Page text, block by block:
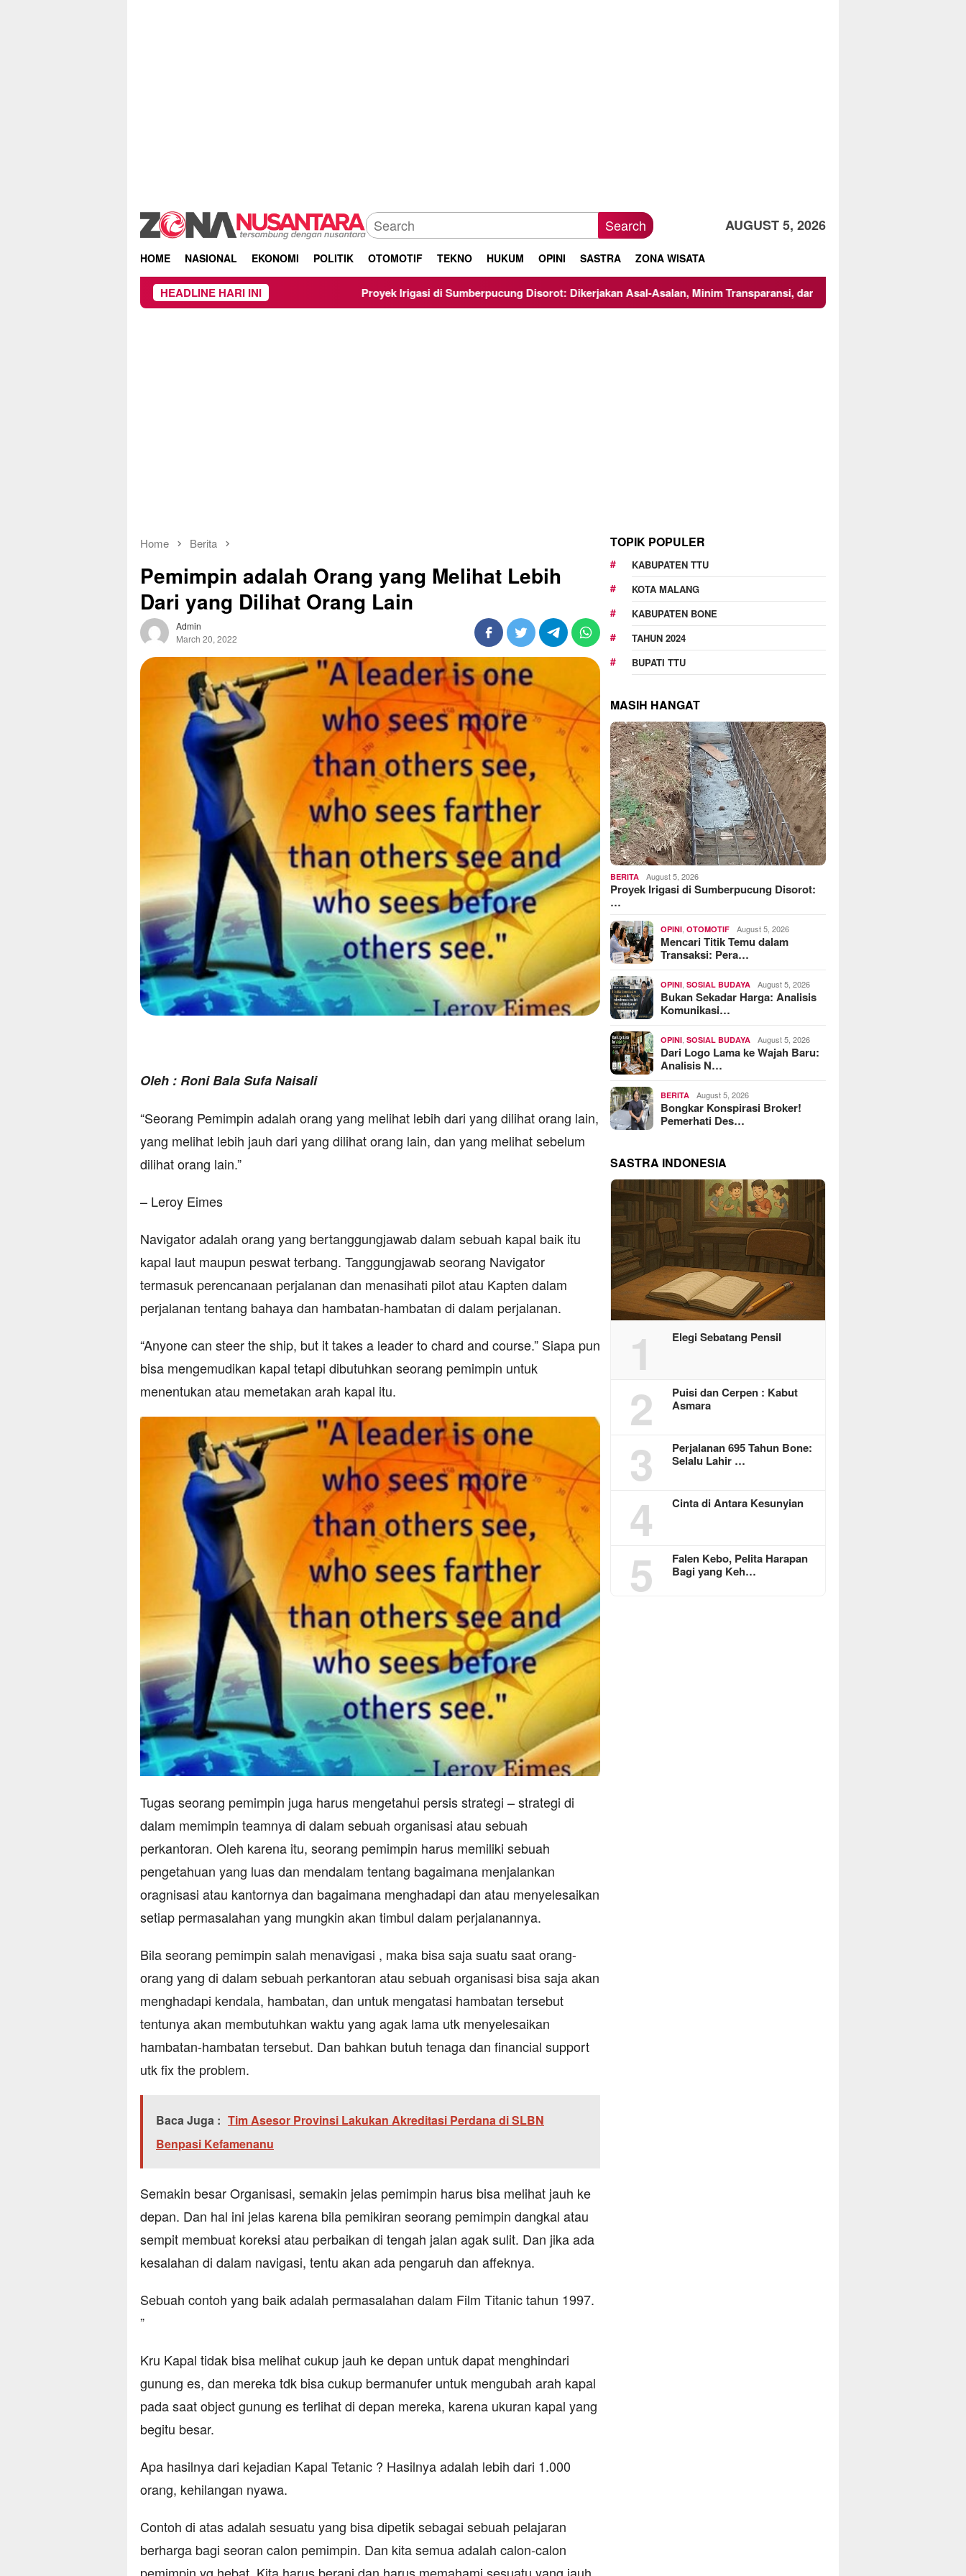
Search AUGUST 5, 2026
HOME NASIONAL EKONOMI POLITIK OTOMOTIF TEKNO HUKUM OPINI SASTRA ZONA WISATA
HEADLINE HARI INIProyek Irigasi di Sumberpucung Disorot: Dikerjakan Asal-Asalan, Minim Transparansi, dan Abaikan K3 Mencari Titik Temu dalam
Home Berita
Pemimpin adalah Orang yang Melihat Lebih
Dari yang Dilihat Orang Lain
Admin
March 20, 2022
Oleh : Roni Bala Sufa Naisali
“Seorang Pemimpin adalah orang yang melihat lebih dari yang dilihat orang lain,
yang melihat lebih jauh dari yang dilihat orang lain, dan yang melihat sebelum
dilihat orang lain.”
– Leroy Eimes
Navigator adalah orang yang bertanggungjawab dalam sebuah kapal baik itu
kapal laut maupun peswat terbang. Tanggungjawab seorang Navigator
termasuk perencanaan perjalanan dan menasihati pilot atau Kapten dalam
perjalanan tentang bahaya dan hambatan-hambatan di dalam perjalanan.
“Anyone can steer the ship, but it takes a leader to chard and course.” Siapa pun
bisa mengemudikan kapal tetapi dibutuhkan seorang pemimpin untuk
menentukan atau memetakan arah kapal itu.
Tugas seorang pemimpin juga harus mengetahui persis strategi – strategi di
dalam memimpin teamnya di dalam sebuah organisasi atau sebuah
perkantoran. Oleh karena itu, seorang pemimpin harus memiliki sebuah
pengetahuan yang luas dan mendalam tentang bagaimana menjalankan
oragnisasi atau kantornya dan bagaimana menghadapi dan atau menyelesaikan
setiap permasalahan yang mungkin akan timbul dalam perjalanannya.
Bila seorang pemimpin salah menavigasi , maka bisa saja suatu saat orang-
orang yang di dalam sebuah perkantoran atau sebuah organisasi bisa saja akan
menghadapi kendala, hambatan, dan untuk mengatasi hambatan tersebut
tentunya akan membutuhkan waktu yang agak lama utk menyelesaikan
hambatan-hambatan tersebut. Dan bahkan butuh tenaga dan financial support
utk fix the problem.
Baca Juga : Tim Asesor Provinsi Lakukan Akreditasi Perdana di SLBN
Benpasi Kefamenanu
Semakin besar Organisasi, semakin jelas pemimpin harus bisa melihat jauh ke
depan. Dan hal ini jelas karena bila pemikiran seorang pemimpin dangkal atau
sempit membuat koreksi atau perbaikan di tengah jalan agak sulit. Dan jika ada
kesalahan di dalam navigasi, tentu akan ada pengaruh dan affeknya.
Sebuah contoh yang baik adalah permasalahan dalam Film Titanic tahun 1997.
”
Kru Kapal tidak bisa melihat cukup jauh ke depan untuk dapat menghindari
gunung es, dan mereka tdk bisa cukup bermanufer untuk mengubah arah kapal
pada saat object gunung es terlihat di depan mereka, karena ukuran kapal yang
begitu besar.
Apa hasilnya dari kejadian Kapal Tetanic ? Hasilnya adalah lebih dari 1.000
orang, kehilangan nyawa.
Contoh di atas adalah sesuatu yang bisa dipetik sebagai sebuah pelajaran
berharga bagi seoran calon pemimpin. Dan kita semua adalah calon-calon
pemimpin yg hebat. Kita harus berani dan harus memahami sesuatu yang jauh
TOPIK POPULER
KABUPATEN TTU
KOTA MALANG
KABUPATEN BONE
TAHUN 2024
BUPATI TTU
MASIH HANGAT
BERITA August 5, 2026
Proyek Irigasi di Sumberpucung Disorot:
…
OPINI ,OTOMOTIF August 5, 2026
Mencari Titik Temu dalam
Transaksi: Pera…
OPINI ,SOSIAL BUDAYA August 5, 2026
Bukan Sekadar Harga: Analisis
Komunikasi…
OPINI ,SOSIAL BUDAYA August 5, 2026
Dari Logo Lama ke Wajah Baru:
Analisis N…
BERITA August 5, 2026
Bongkar Konspirasi Broker!
Pemerhati Des…
SASTRA INDONESIA
1 Elegi Sebatang Pensil
2
Puisi dan Cerpen : Kabut
Asmara
3
Perjalanan 695 Tahun Bone:
Selalu Lahir …
4 Cinta di Antara Kesunyian
5
Falen Kebo, Pelita Harapan
Bagi yang Keh…